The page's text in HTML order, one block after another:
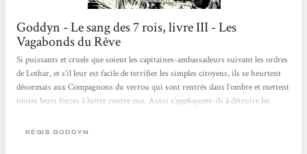
Goddyn - Le sang des 7 rois, livre III - Les
Vagabonds du Rêve
Si puissants et cruels que soient les capitaines-ambassadeurs suivant les ordres
de Lothar, et s’il leur est facile de terrifier les simples citoyens, ils se heurtent
désormais aux Compagnons du verrou qui sont rentrés dans l’ombre et mettent
toutes leurs forces à lutter contre eux. Ainsi s’appliquent-ils à détruire les
Arcédia. Leur intention est en effet de libérer le marquis de Vallade, son
RÉGIS GODDYN